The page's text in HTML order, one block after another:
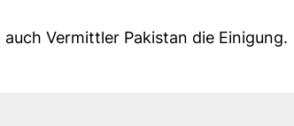
Vermittler Pakistan die Einigung.